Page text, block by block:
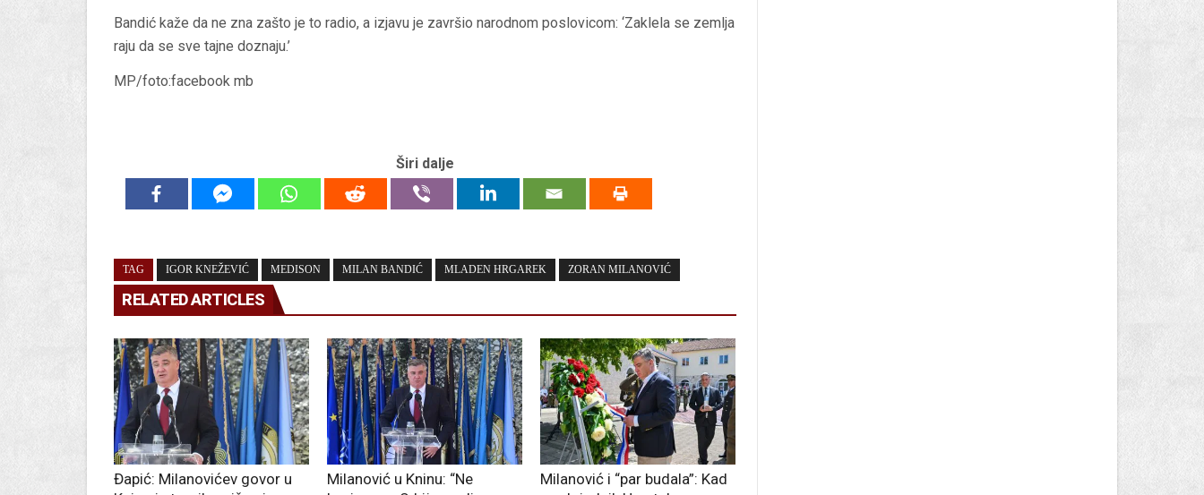
Bandić kaže da ne zna zašto je to radio, a izjavu je završio narodnom poslovicom: ‘Zaklela se zemlja
raju da se sve tajne doznaju.’
MP/foto:facebook mb
Širi dalje
TAG IGOR KNEŽEVIĆ MEDISON MILAN BANDIĆ MLADEN HRGAREK ZORAN MILANOVIĆ
RELATED ARTICLES
Đapić: Milanovićev govor u
Milanović u Kninu: “Ne
Milanović i “par budala”: Kad